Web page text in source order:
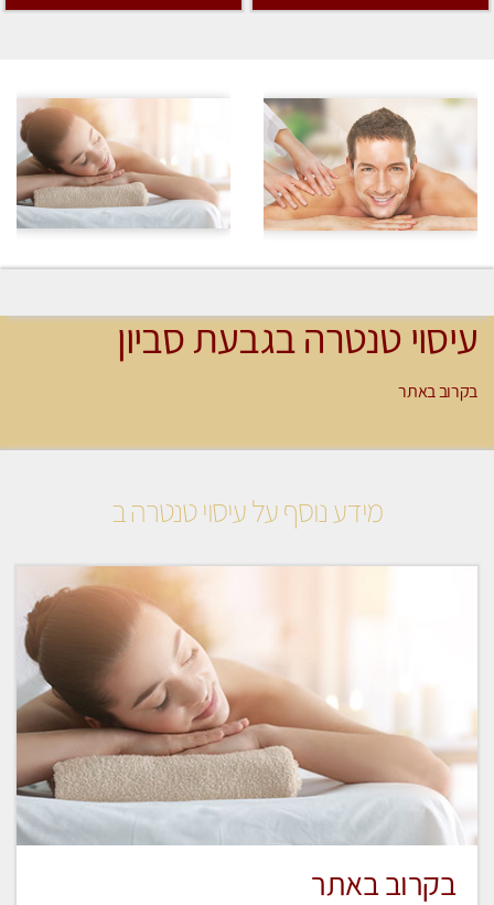
עיסוי טנטרה בגבעת סביון
בקרוב באתר
מידע נוסף על עיסוי טנטרה ב
בקרוב באתר